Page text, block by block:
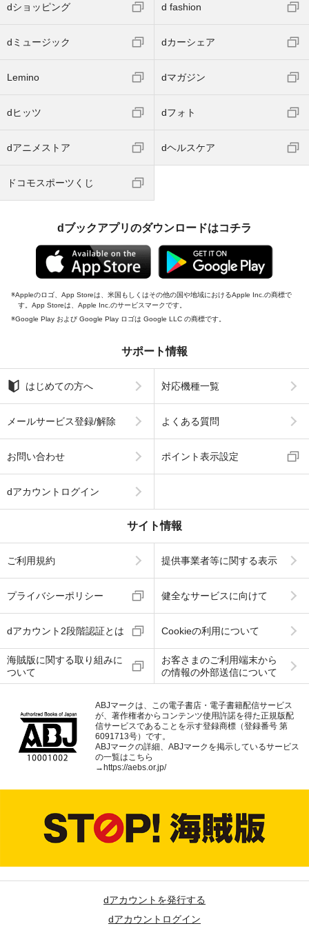
dショッピング d fashion
dミュージック dカーシェア
Lemino dマガジン
dヒッツ dフォト
dアニメストア dヘルスケア
ドコモスポーツくじ
dブックアプリのダウンロードはコチラ
Appleのロゴ、App Storeは、米国もしくはその他の国や地域におけるApple Inc.の商標で
す。App Storeは、Apple Inc.のサービスマークです。
Google Play および Google Play ロゴは Google LLC の商標です。
サポート情報
はじめての方へ 対応機種一覧
メールサービス登録/解除 よくある質問
お問い合わせ ポイント表示設定
dアカウントログイン
サイト情報
ご利用規約 提供事業者等に関する表示
プライバシーポリシー 健全なサービスに向けて
dアカウント2段階認証とは Cookieの利用について
海賊版に関する取り組みに
ついて
お客さまのご利用端末から
の情報の外部送信について
ABJマークは、この電子書店・電子書籍配信サービス
が、著作権者からコンテンツ使用許諾を得た正規版配
信サービスであることを示す登録商標（登録番号 第
6091713号）です。
ABJマークの詳細、ABJマークを掲示しているサービス
の一覧はこちら
→ https://aebs.or.jp/
dアカウントを発行する
dアカウントログイン